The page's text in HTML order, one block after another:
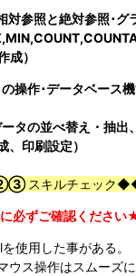
照と絶対参照･グ
成）
作･データベース機
の並べ替え・抽出、
、印刷設定）
スキルチェック
必ずご確認くださ
用した事がある。
ス操作はスムーズに